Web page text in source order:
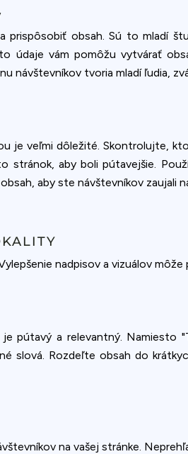
prispôsobiť obsah. Sú to mladí
údaje vám pomôžu vytvárať
návštevníkov tvoria mladí ľudia,
je veľmi dôležité. Skontrolujte,
stránok, aby boli pútavejšie.
aby ste návštevníkov zaujali
nadpisov a vizuálov môže
pútavý a relevantný.
slová. Rozdeľte obsah do
na vašej stránke.